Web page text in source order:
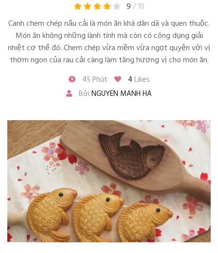
9/ 10
Canh chem chép nấu cải là món ăn khá dân dã và quen thuộc.
Món ăn không những lành tính mà còn có công dụng giải
nhiệt cơ thể đó. Chem chép vừa mềm vừa ngọt quyện với vị
thơm ngon của rau cải càng làm tăng hương vị cho món ăn.
45 Phút 4 Likes
Bởi NGUYEN MANH HA